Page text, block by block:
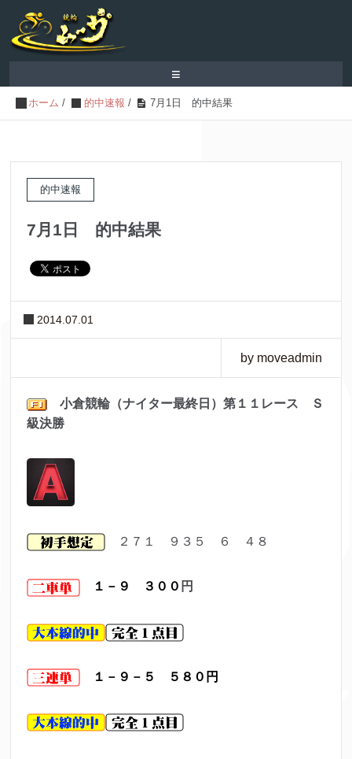
≡
ホーム / 的中速報 / 7月1日 的中結果
的中速報
7月1日 的中結果
2014.07.01
by moveadmin
小倉競輪（ナイター最終日）第１１ レース Ｓ
級決勝
２７１ ９３５ ６ ４８
１－９ ３００ 円
１－９－５ ５８０円